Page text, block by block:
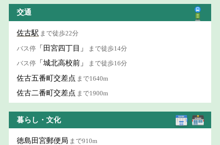
交通
佐古駅 まで徒歩22分
バス停 「田宮四丁目」 まで徒歩14分
バス停 「城北高校前」 まで徒歩16分
佐古五番町交差点 まで1640m
佐古二番町交差点 まで1900m
暮らし・文化
徳島田宮郵便局 まで910m